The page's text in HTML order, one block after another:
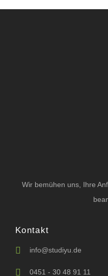
Wir bemühen uns, Ihre
Kontakt
info@studiyu.de
0451 - 30 48 91 11